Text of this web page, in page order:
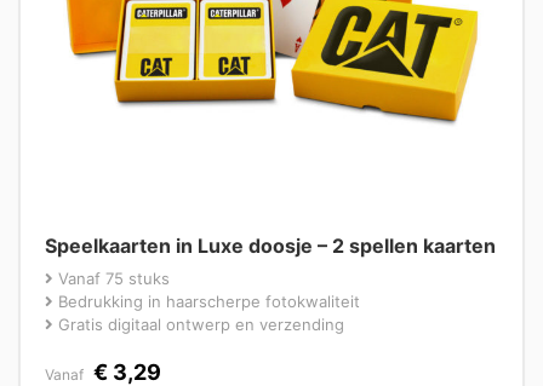
Speelkaarten in Luxe doosje – 2 spellen kaarten
Vanaf 75 stuks
Bedrukking in haarscherpe fotokwaliteit
Gratis digitaal ontwerp en verzending
Vanaf € 3,29